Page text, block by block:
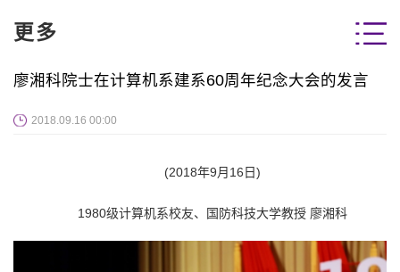
廖湘科院士在计算机系建系60周年纪念大会的发言
2018.09.16 00:00
(2018年9月16日)
1980级计算机系校友、国防科技大学教授 廖湘科
更多